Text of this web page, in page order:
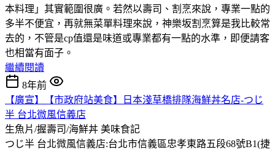
本料理」其實範圍很廣。若然以壽司、割烹來說，專業一點的
多半不便宜，再就無菜單料理來說，神樂坂割烹算是我比較常
去的，不管是cp值還是味道或專業都有一點的水準，即便請客
也相當有面子。
繼續閱讀
8年前
【廣宣】【市政府站美食】日本淺草橋排隊海鮮丼名店-つじ
半 台北微風信義店
生魚片/握壽司/海鮮丼 美味食記
つじ半 台北微風信義店:台北市信義區忠孝東路五段68號B1(捷